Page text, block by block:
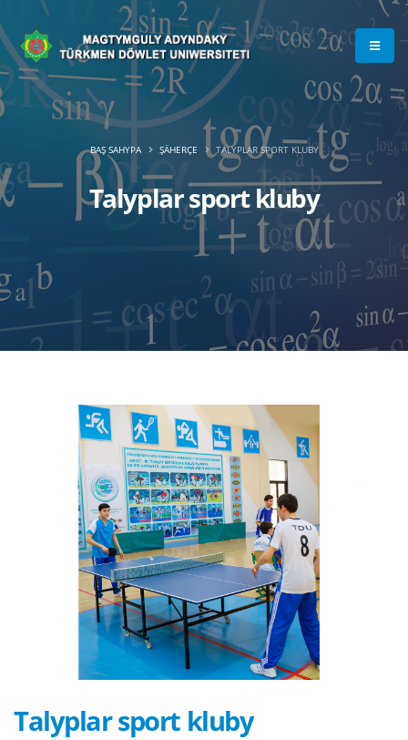
Talyplar sport kluby
BAŞ SAHYPA ŞÄHERÇE TALYPLAR SPORT KLUBY
Talyplar sport kluby